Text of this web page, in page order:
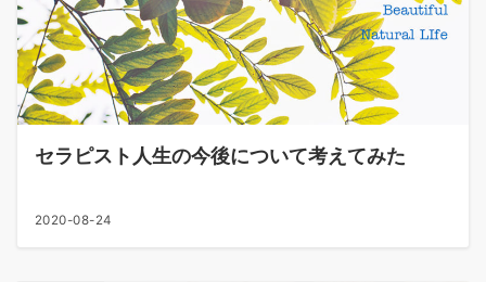
セラピスト人生の今後について考えてみた
2020-08-24